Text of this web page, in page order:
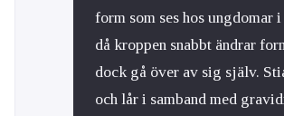
form som ses hos ungdomar
då kroppen snabbt ändrar
dock gå över av sig själv.
och lår i samband med